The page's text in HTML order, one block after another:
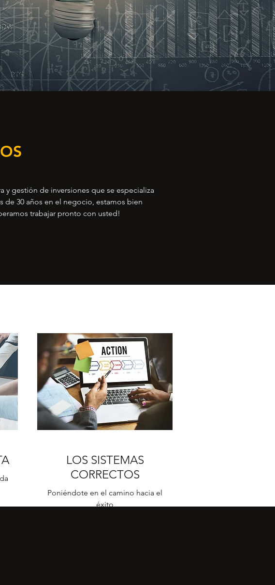
y gestión de inversiones que se especializa
de 30 años en el negocio, estamos bien
trabajar pronto con usted!
LOS SISTEMAS
CORRECTOS
Poniéndote en el camino hacia el
éxito